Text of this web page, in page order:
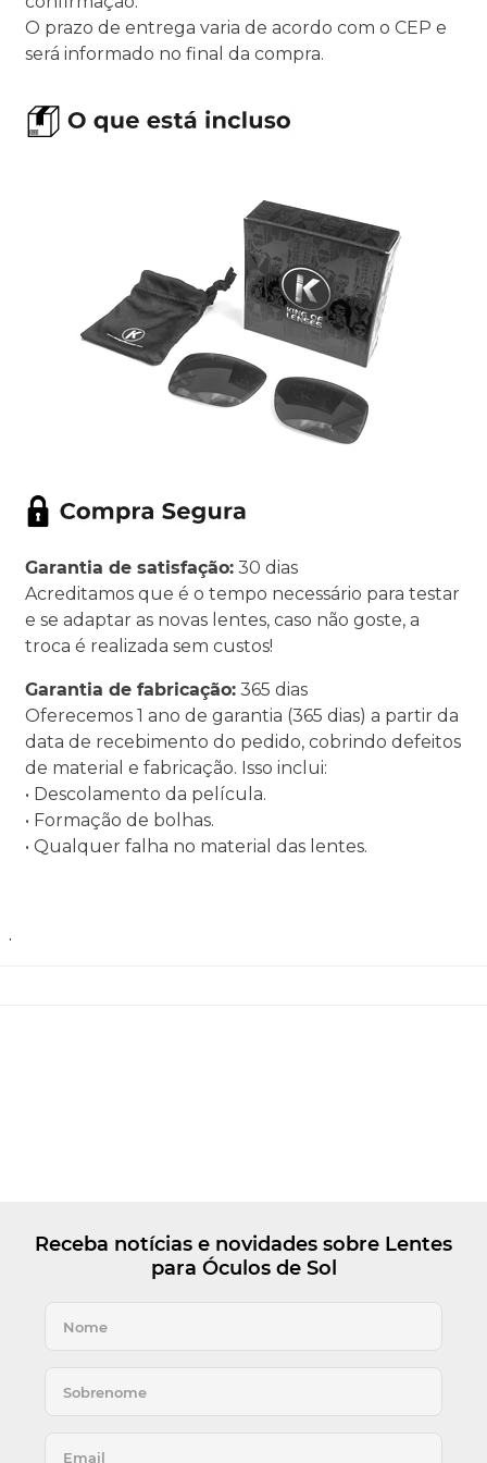
O prazo de entrega varia de acordo com o CEP e
será informado no final da compra.
Garantia de satisfação: 30 dias
Acreditamos que é o tempo necessário para testar
e se adaptar as novas lentes, caso não goste, a
troca é realizada sem custos!
Garantia de fabricação: 365 dias
Oferecemos 1 ano de garantia (365 dias) a partir da
data de recebimento do pedido, cobrindo defeitos
de material e fabricação. Isso inclui:
• Descolamento da película.
• Formação de bolhas.
• Qualquer falha no material das lentes.
.
Receba notícias e novidades sobre Lentes
para Óculos de Sol